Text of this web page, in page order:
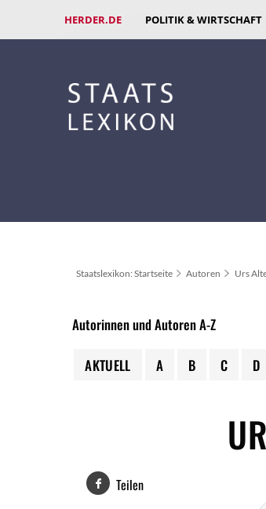
HERDER.DE POLITIK & WIRTSCHAFT
Staatslexikon: Startseite Autoren Urs
Autorinnen und Autoren A-Z
AKTUELL A B C D
Teilen